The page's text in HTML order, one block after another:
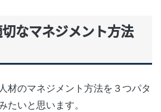
なマネジメント方法
材のマネジメント方法を３つパタ
たいと思います。